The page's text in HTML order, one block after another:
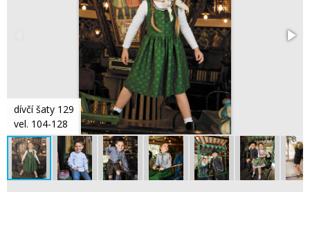
dívčí šaty 129
vel. 104-128